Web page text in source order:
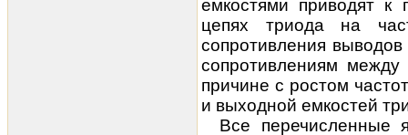
емкостями приводят к
цепях триода на
сопротивления
сопротивлениям
причине с ростом
и выходной емкостей
Все перечисленные